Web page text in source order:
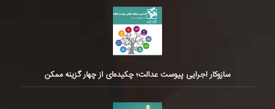
سازوکار اجرایی پیوست عدالت؛ چکیده‌ای از چهار گزینه ممکن